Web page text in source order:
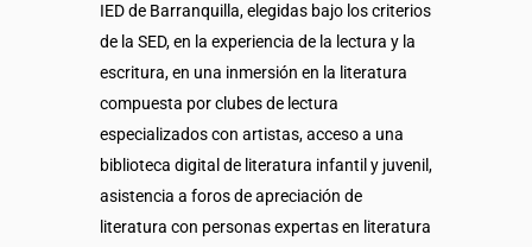
IED de Barranquilla, elegidas bajo los criterios
de la SED, en la experiencia de la lectura y la
escritura, en una inmersión en la literatura
compuesta por clubes de lectura
especializados con artistas, acceso a una
biblioteca digital de literatura infantil y juvenil,
asistencia a foros de apreciación de
literatura con personas expertas en literatura